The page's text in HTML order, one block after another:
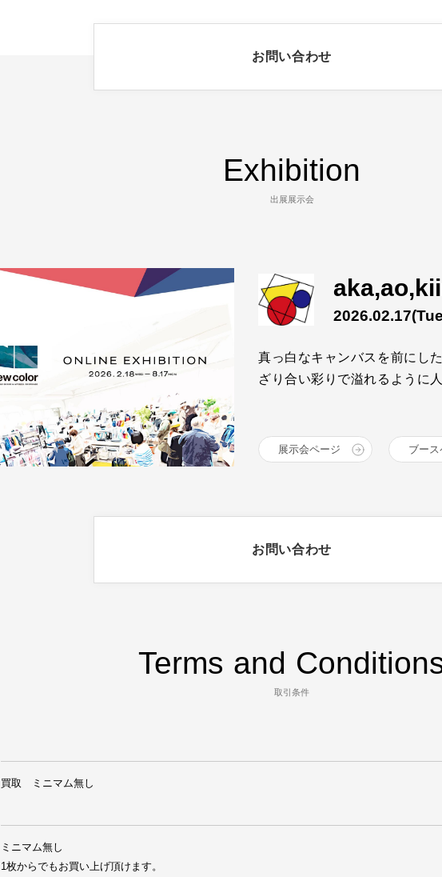
お問い合わせ
Exhibition
出展展示会
2026.02.17
真っ白なキャンバスを前にし
ざり合い彩りで溢れるように
展示会ページ ブース
お問い合わせ
Terms and
取引条件
買取　ミニマム無し
ミニマム無し
1枚からでもお買い上げ頂けます。